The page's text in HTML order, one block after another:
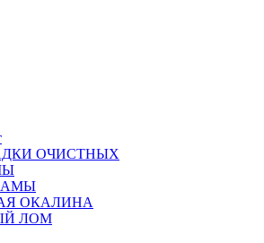
ОЧИСТНЫХ
ОКАЛИНА
ЛОМ